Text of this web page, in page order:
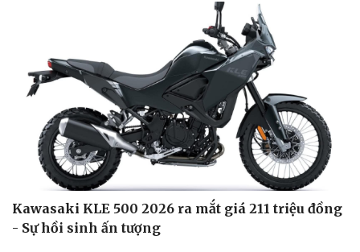
Văn hóa
Sân khấu - Điện ảnh
Âm nhạc
Di sản
Giải trí
Nghệ sĩ
Thời trang
Sao Việt
Kawasaki KLE 500 2026 ra mắt giá 211 triệu đồng
- Sự hồi sinh ấn tượng